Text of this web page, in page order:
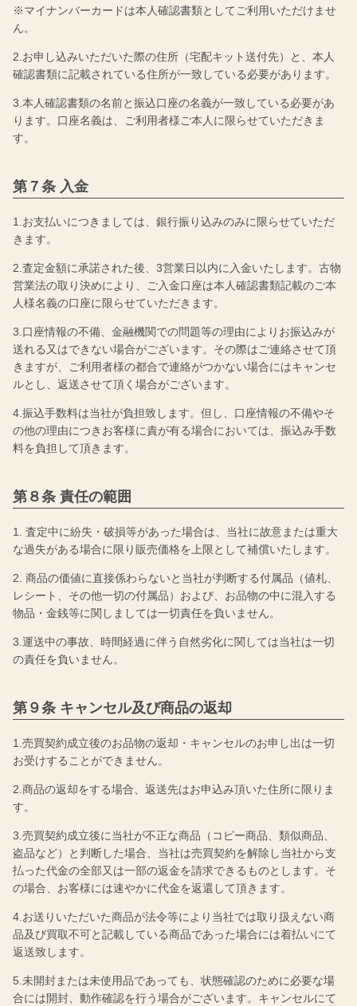
※マイナンバーカードは本人確認書類としてご利用いただけませ
ん。
2.お申し込みいただいた際の住所（宅配キット送付先）と、本人
確認書類に記載されている住所が一致している必要があります。
3.本人確認書類の名前と振込口座の名義が一致している必要があ
ります。口座名義は、ご利用者様ご本人に限らせていただきま
す。
第７条 入金
1.お支払いにつきましては、銀行振り込みのみに限らせていただ
きます。
2.査定金額に承諾された後、3営業日以内に入金いたします。古物
営業法の取り決めにより、ご入金口座は本人確認書類記載のご本
人様名義の口座に限らせていただきます。
3.口座情報の不備、金融機関での問題等の理由によりお振込みが
送れる又はできない場合がございます。その際はご連絡させて頂
きますが、ご利用者様の都合で連絡がつかない場合にはキャンセ
ルとし、返送させて頂く場合がございます。
4.振込手数料は当社が負担致します。但し、口座情報の不備やそ
の他の理由につきお客様に責が有る場合においては、振込み手数
料を負担して頂きます。
第８条 責任の範囲
1. 査定中に紛失・破損等があった場合は、当社に故意または重大
な過失がある場合に限り販売価格を上限として補償いたします。
2. 商品の価値に直接係わらないと当社が判断する付属品（値札、
レシート、その他一切の付属品）および、お品物の中に混入する
物品・金銭等に関しましては一切責任を負いません。
3.運送中の事故、時間経過に伴う自然劣化に関しては当社は一切
の責任を負いません。
第９条 キャンセル及び商品の返却
1.売買契約成立後のお品物の返却・キャンセルのお申し出は一切
お受けすることができません。
2.商品の返却をする場合、返送先はお申込み頂いた住所に限りま
す。
3.売買契約成立後に当社が不正な商品（コピー商品、類似商品、
盗品など）と判断した場合、当社は売買契約を解除し当社から支
払った代金の全部又は一部の返金を請求できるものとします。そ
の場合、お客様には速やかに代金を返還して頂きます。
4.お送りいただいた商品が法令等により当社では取り扱えない商
品及び買取不可と記載している商品であった場合には着払いにて
返送致します。
5.未開封または未使用品であっても、状態確認のために必要な場
合には開封、動作確認を行う場合がございます。キャンセルにて